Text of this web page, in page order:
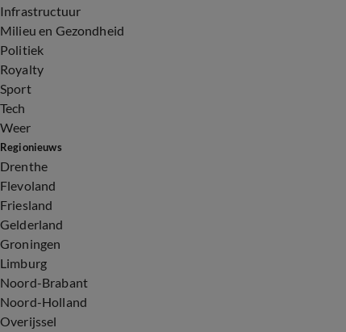
Infrastructuur
Milieu en Gezondheid
Politiek
Royalty
Sport
Tech
Weer
Regionieuws
Drenthe
Flevoland
Friesland
Gelderland
Groningen
Limburg
Noord-Brabant
Noord-Holland
Overijssel